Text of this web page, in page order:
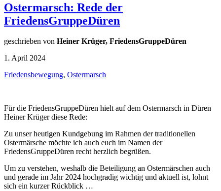
Ostermarsch: Rede der
FriedensGruppeDüren
geschrieben von Heiner Krüger, FriedensGruppeDüren
1. April 2024
Friedensbewegung, Ostermarsch
Für die FriedensGruppeDüren hielt auf dem Ostermarsch in Düren
Heiner Krüger diese Rede:
Zu unser heutigen Kundgebung im Rahmen der traditionellen
Ostermärsche möchte ich auch euch im Namen der
FriedensGruppeDüren recht herzlich begrüßen.
Um zu verstehen, weshalb die Beteiligung an Ostermärschen auch
und gerade im Jahr 2024 hochgradig wichtig und aktuell ist, lohnt
sich ein kurzer Rückblick …